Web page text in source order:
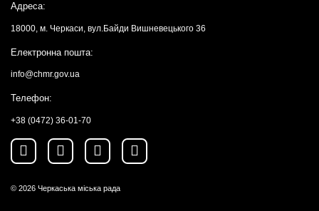
Адреса:
18000, м. Черкаси, вул.Байди Вишневецького 36
Електронна пошта:
info@chmr.gov.ua
Телефон:
+38 (0472) 36-01-70
© 2026 Черкаська міська рада